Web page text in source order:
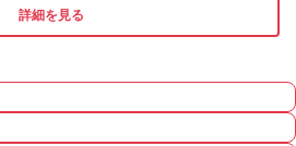
詳細を見る